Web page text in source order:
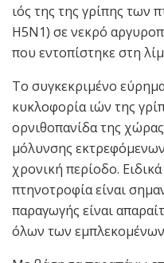
ιός της της γρίπης των
Η5N1) σε νεκρό
που εντοπίστηκε στη
Το συγκεκριμένο
κυκλοφορία ιών της
ορνιθοπανίδα της
μόλυνσης
χρονική περίοδο.
πτηνοτροφία είναι
παραγωγής είναι
όλων των